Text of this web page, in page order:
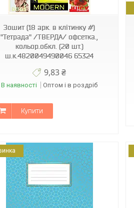
Зошит (18 арк. в клітинку #)
"Тетрада" /ТВЕРДА/ офсетка.,
кольор.обкл. (20 шт.)
ш.к.4820049490046 65324
9,83 ₴
В наявності Оптом і в роздріб
Купити